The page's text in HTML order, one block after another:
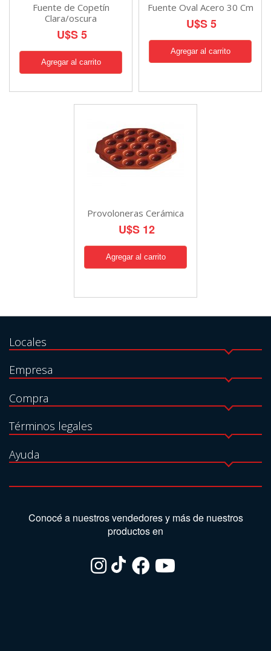
Fuente de Copetín
Clara/oscura
U$S 5
Fuente Oval Acero 30 Cm
U$S 5
Provoloneras Cerámica
U$S 12
Locales
Empresa
Compra
Términos legales
Ayuda
Conocé a nuestros vendedores y más de nuestros
productos en